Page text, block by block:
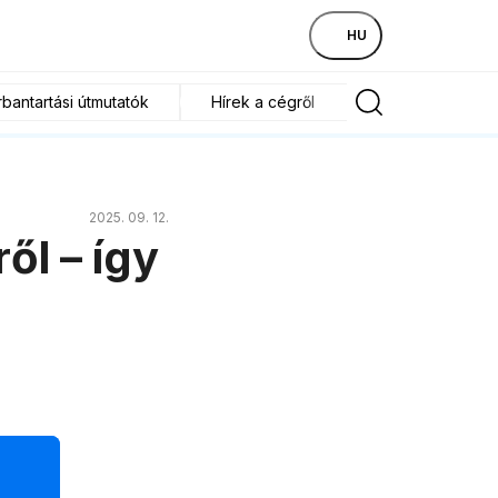
HU
útmutatók Hírek a cégről
2025. 09. 12.
– így